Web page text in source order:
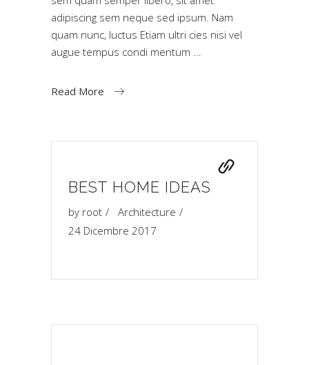
adipiscing sem neque sed ipsum. Nam
quam nunc, luctus Etiam ultri cies nisi vel
augue tempus condi mentum
Read More
BEST HOME IDEAS
by root
Architecture
24 Dicembre 2017